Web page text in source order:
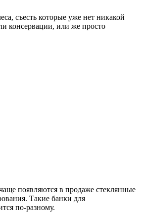
съесть которые уже нет никакой
консервации, или же просто
появляются в продаже стеклянные
Такие банки для
по-разному.